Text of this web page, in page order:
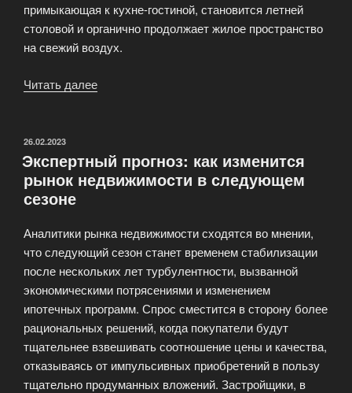
примыкающая к кухне-гостиной, становится летней
столовой и органично продолжает жилое пространство
на свежий воздух.
Читать далее
концепций
от
ОПУБЛИКОВАНО
26.02.2023
Экспертный прогноз: как изменится
рынок недвижимости в следующем
сезоне
Аналитики рынка недвижимости сходятся во мнении,
что следующий сезон станет временем стабилизации
после нескольких лет турбулентности, вызванной
экономическими потрясениями и изменением
ипотечных программ. Спрос сместится в сторону более
рациональных решений, когда покупатели будут
тщательнее взвешивать соотношение цены и качества,
отказываясь от импульсивных приобретений в пользу
тщательно продуманных вложений. Застройщики, в